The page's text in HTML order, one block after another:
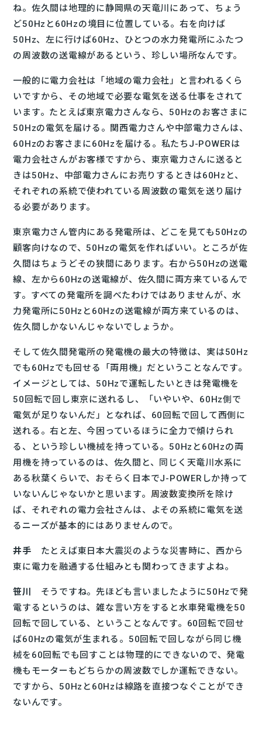
ね。佐久間は地理的に静岡県の天竜川にあって、ちょう
ど50Hzと60Hzの境目に位置している。右を向けば
50Hz、左に行けば60Hz、ひとつの水力発電所にふたつ
の周波数の送電線があるという、珍しい場所なんです。
一般的に電力会社は「地域の電力会社」と言われるくら
いですから、その地域で必要な電気を送る仕事をされて
います。たとえば東京電力さんなら、50Hzのお客さまに
50Hzの電気を届ける。関西電力さんや中部電力さんは、
60Hzのお客さまに60Hzを届ける。私たちJ-POWERは
電力会社さんがお客様ですから、東京電力さんに送ると
きは50Hz、中部電力さんにお売りするときは60Hzと、
それぞれの系統で使われている周波数の電気を送り届け
る必要があります。
東京電力さん管内にある発電所は、どこを見ても50Hzの
顧客向けなので、50Hzの電気を作ればいい。ところが佐
久間はちょうどその狭間にあります。右から50Hzの送電
線、左から60Hzの送電線が、佐久間に両方来ているんで
す。すべての発電所を調べたわけではありませんが、水
力発電所に50Hzと60Hzの送電線が両方来ているのは、
佐久間しかないんじゃないでしょうか。
そして佐久間発電所の発電機の最大の特徴は、実は50Hz
でも60Hzでも回せる「両用機」だということなんです。
イメージとしては、50Hzで運転したいときは発電機を
50回転で回し東京に送れるし、「いやいや、60Hz側で
電気が足りないんだ」となれば、60回転で回して西側に
送れる。右と左、今困っているほうに全力で傾けられ
る、という珍しい機械を持っている。50Hzと60Hzの両
用機を持っているのは、佐久間と、同じく天竜川水系に
ある秋葉くらいで、おそらく日本でJ-POWERしか持って
いないんじゃないかと思います。 周波数変換所を除け
ば、それぞれの電力会社さんは、よその系統に電気を送
るニーズが基本的にはありませんので。
井手 たとえば東日本大震災のような災害時に、西から
東に電力を融通する仕組みとも関わってきますよね。
笹川
そうですね。先ほども言いましたように50Hzで発
電するというのは、雑な言い方をすると水車発電機を50
回転で回している、ということなんです。60回転で回せ
ば60Hzの電気が生まれる。50回転で回しながら同じ機
械を60回転でも回すことは物理的にできないので、発電
機もモーターもどちらかの周波数でしか運転できない。
ですから、50Hzと60Hzは線路を直接つなぐことができ
ないんです。